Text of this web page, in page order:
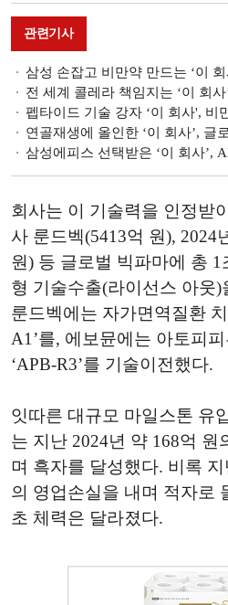
관련기사
삼성 손잡고 비만약 만드는 ‘이 회사ʼ, 주
전 세계 콜레라 책임지는 ‘이 회사’…‘제2의
펩타이드 기술 강자 ‘이 회사', 비만·안질
연골재생에 올인한 ‘이 회사’, 글로벌
삼성에피스 선택받은 ‘이 회사’, ADC
회사는 이 기술력을 인정받
사 룬드벡(5413억 원), 2024
원) 등 글로벌 빅파마에 총 1
형 기술수출(라이선스 아웃
룬드벡에는 자가면역질환
A1’를, 에보뮨에는 아토피
‘APB-R3’를 기술이전했다.
잇따른 대규모 마일스톤 유
는 지난 2024년 약 168억
며 흑자를 달성했다. 비록
의 영업손실을 내며 적자로
초 체력은 달라졌다.